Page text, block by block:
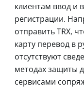
клиентам ввод и
регистрации.
отправить TRX,
карту перевод в
отсутствуют
методах защиты
сервисами